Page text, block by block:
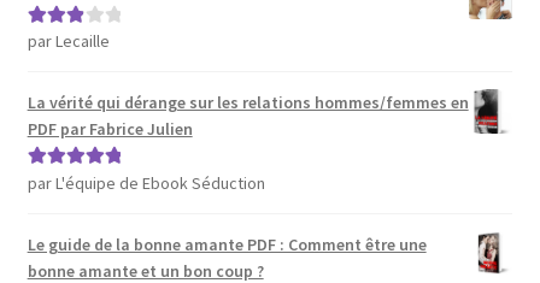
Note3
par Lecaille
La vérité qui dérange sur les relations hommes/femmes en
PDF par Fabrice Julien
Note5sur 5
par L'équipe de Ebook Séduction
Le guide de la bonne amante PDF : Comment être une
bonne amante et un bon coup ?